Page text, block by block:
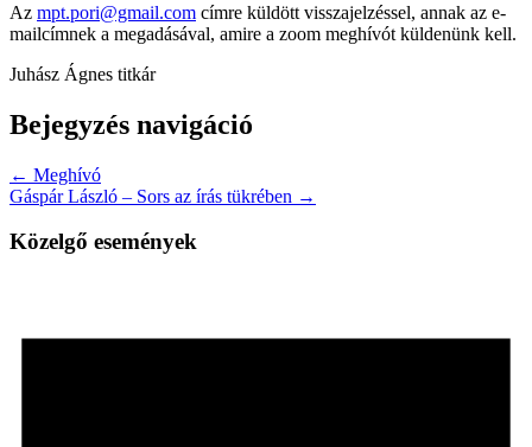
Az mpt.pori@gmail.com címre küldött visszajelzéssel, annak az e-
mailcímnek a megadásával, amire a zoom meghívót küldenünk kell.
Juhász Ágnes titkár
Bejegyzés navigáció
← Meghívó
Gáspár László – Sors az írás tükrében →
Közelgő események